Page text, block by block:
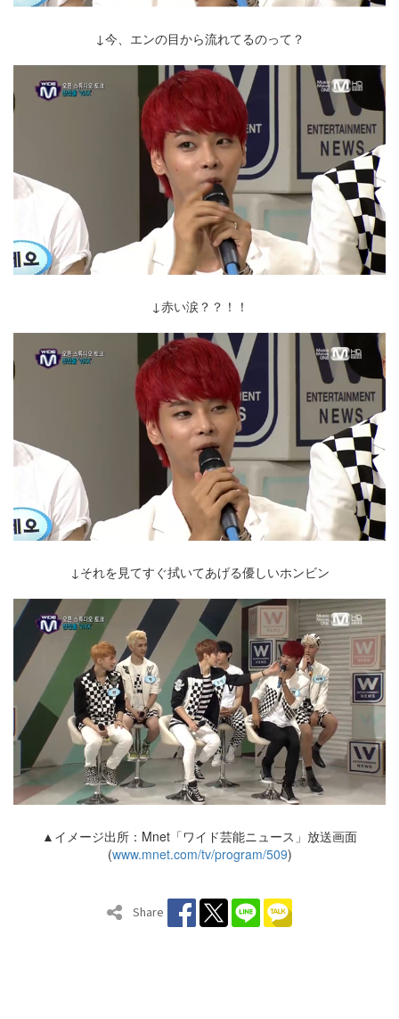
↓今、エンの目から流れてるのって？
↓赤い涙？？！！
↓それを見てすぐ拭いてあげる優しいホンビン
▲イメージ出所：Mnet「ワイド芸能ニュース」放送画面
(www.mnet.com/tv/program/509)
Share